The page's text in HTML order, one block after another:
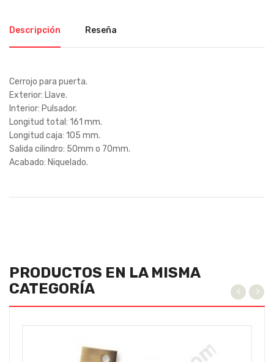
Descripción Reseña
Cerrojo para puerta.
Exterior: Llave.
Interior: Pulsador.
Longitud total: 161 mm.
Longitud caja: 105 mm.
Salida cilindro: 50mm o 70mm.
Acabado: Niquelado.
PRODUCTOS EN LA MISMA
CATEGORÍA